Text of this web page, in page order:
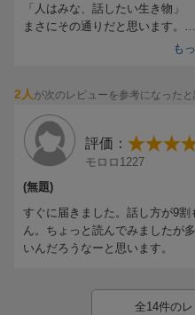
「人はみな、話したい生き物」
まさにその通りだと思います。
話す(放つ)ことが好きな人が多
学ぶとこれからの人生でのコミ
より楽しくなると思います。
も
2人が次のレビューを参考になった
評価：
モロロ1227
(無題)
すぐに届きました。話し方が9
ん。ちょっと読んでみましたが
いんだろうなーと思います。
全14件の